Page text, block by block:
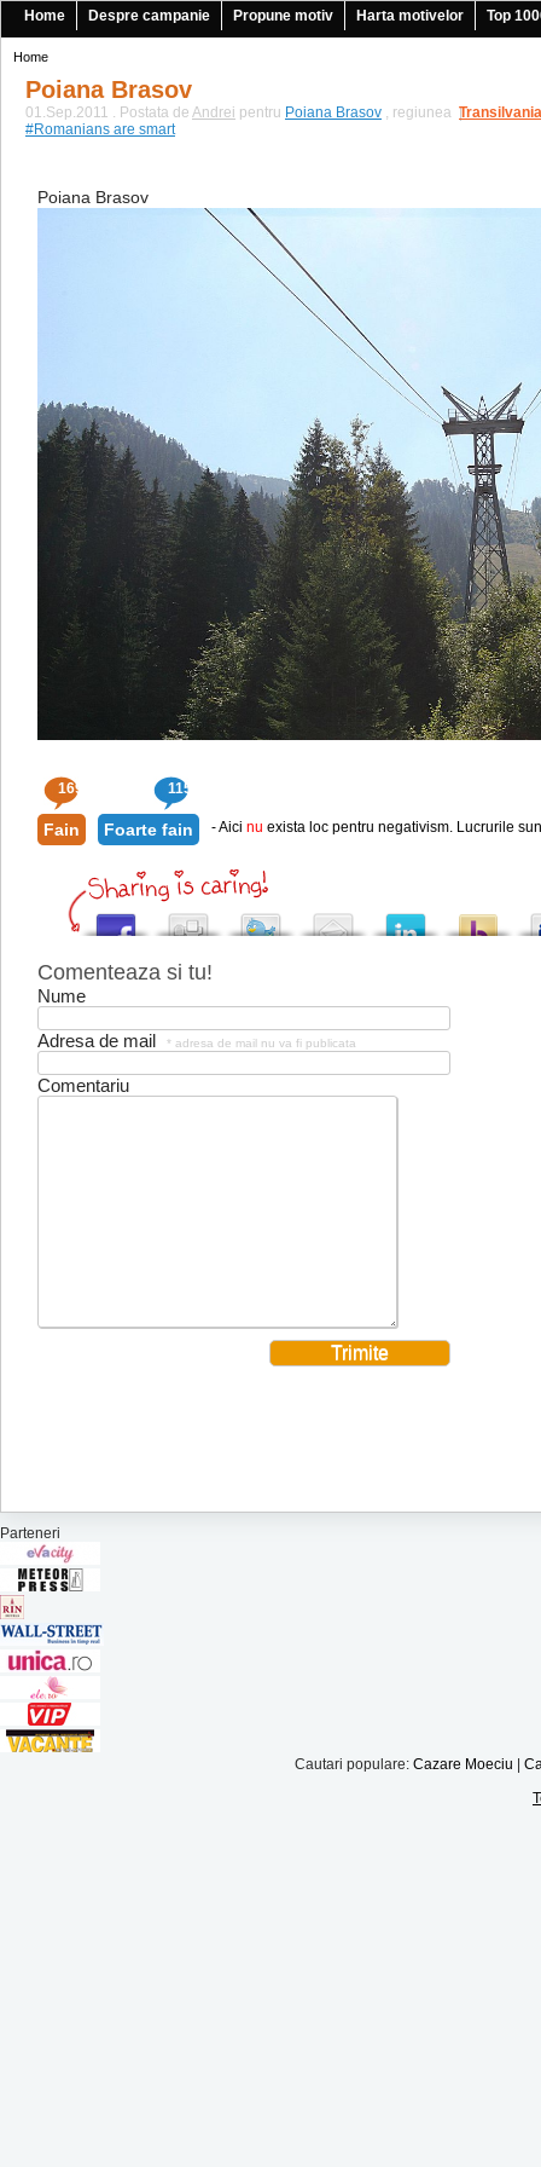
Home Despre campanie Propune motiv Harta motivelor Top
Home
Poiana Brasov
01.Sep.2011 . Postata de Andrei pentru Poiana Brasov , regiunea Transilvania
|
#Romanians are smart
Poiana Brasov
169 115
Fain Foarte fain - Aici nu exista loc pentru negativism. Lucrurile
Comenteaza si tu!
Nume
Adresa de mail * adresa de mail nu va fi publicata
Comentariu
Parteneri
Cautari populare: Cazare Moeciu |